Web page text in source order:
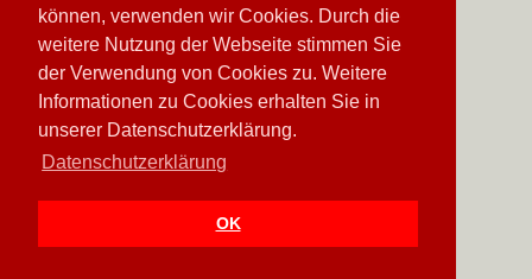
können, verwenden wir Cookies. Durch die
weitere Nutzung der Webseite stimmen Sie
der Verwendung von Cookies zu. Weitere
Informationen zu Cookies erhalten Sie in
unserer Datenschutzerklärung.
Datenschutzerklärung
OK